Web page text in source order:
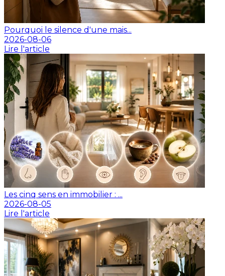
Pourquoi le silence d'une mais...
2026-08-06
Lire l'article
Les cinq sens en immobilier : ...
2026-08-05
Lire l'article